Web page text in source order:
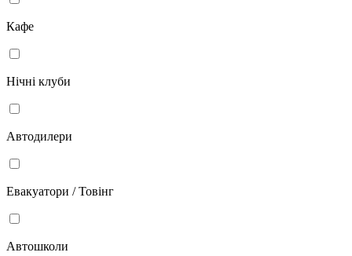
Кафе
Нічні клуби
Автодилери
Евакуатори / Товінг
Автошколи